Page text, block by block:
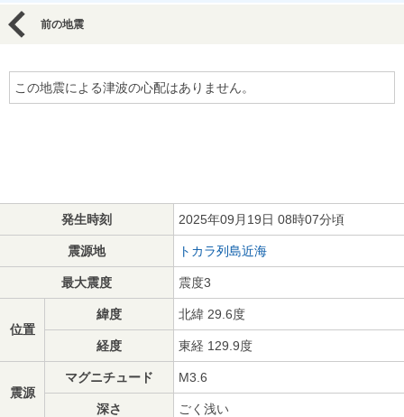
前の地震
この地震による津波の心配はありません。
発生時刻 2025年09月19日 08時07分頃
震源地 トカラ列島近海
最大震度 震度3
位置
緯度 北緯 29.6度
経度 東経 129.9度
震源
マグニチュード M3.6
深さ ごく浅い